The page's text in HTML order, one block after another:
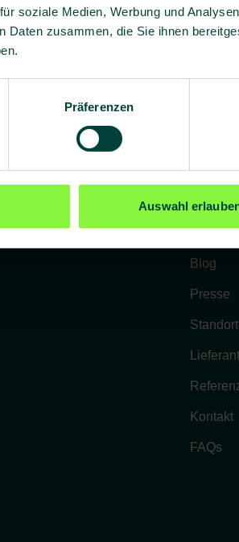
soziale Medien, Werbung und
Daten zusammen, die Sie ihnen
Präferenzen
Auswahl
und praxisnahe
– verständlich, relevant und
Über
Blog
Presse
Kontakt
FAQs